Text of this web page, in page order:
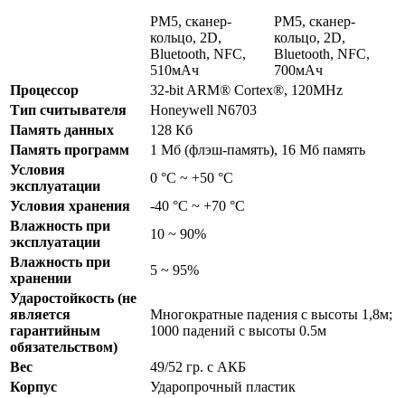
PM5, сканер-
кольцо, 2D,
Bluetooth, NFC,
510мАч
PM5, сканер-
кольцо, 2D,
Bluetooth, NFC,
700мАч
Процессор
32-bit ARM® Cortex®, 120MHz
Тип считывателя
Honeywell N6703
Память данных
128 Кб
Память программ
1 Мб (флэш-память), 16 Мб память
Условия
эксплуатации
0 °С ~ +50 °С
Условия хранения
-40 °С ~ +70 °С
Влажность при
эксплуатации
10 ~ 90%
Влажность при
хранении
5 ~ 95%
Ударостойкость (не
является
гарантийным
обязательством)
Многократные падения с высоты 1,8м;
1000 падений с высоты 0.5м
Вес
49/52 гр. с АКБ
Корпус
Ударопрочный пластик